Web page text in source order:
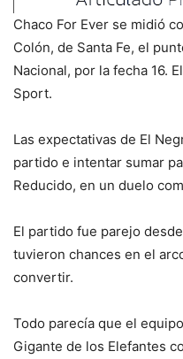
Chaco For Ever se midió
Colón, de Santa Fe, el
Nacional, por la fecha 16.
Sport.
Las expectativas de El
partido e intentar sumar
Reducido, en un duelo
El partido fue parejo
tuvieron chances en el
convertir.
Todo parecía que el
Gigante de los Elefantes